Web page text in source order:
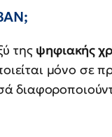
της ψηφιακής
μόνο σε